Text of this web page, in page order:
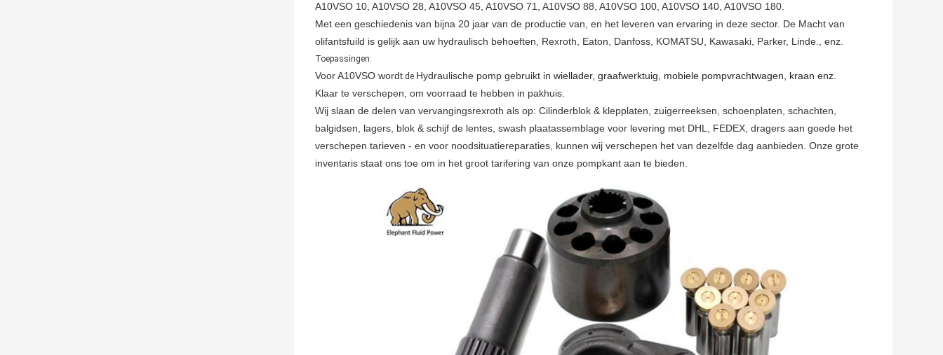
A10VSO 10, A10VSO 28, A10VSO 45, A10VSO 71, A10VSO 88, A10VSO 100, A10VSO 140, A10VSO 180.
Met een geschiedenis van bijna 20 jaar van de productie van, en het leveren van ervaring in deze sector. De Macht van
olifantsfuild is gelijk aan uw hydraulisch behoeften, Rexroth, Eaton, Danfoss, KOMATSU, Kawasaki, Parker, Linde., enz.
Toepassingen:
Voor A10VSO wordt de Hydraulische pomp gebruikt in wiellader, graafwerktuig, mobiele pompvrachtwagen, kraan enz.
Klaar te verschepen, om voorraad te hebben in pakhuis.
Wij slaan de delen van vervangingsrexroth als op: Cilinderblok & klepplaten, zuigerreeksen, schoenplaten, schachten,
balgidsen, lagers, blok & schijf de lentes, swash plaatassemblage voor levering met DHL, FEDEX, dragers aan goede het
verschepen tarieven - en voor noodsituatiereparaties, kunnen wij verschepen het van dezelfde dag aanbieden. Onze grote
inventaris staat ons toe om in het groot tarifering van onze pompkant aan te bieden.